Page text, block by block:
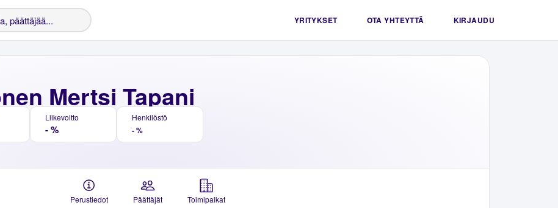
YRITYKSET OTA YHTEYTTÄ KIRJAUDU
Mertsi Tapani
Liikevoitto
- %
Henkilöstö
- %
Perustiedot Päättäjät Toimipaikat